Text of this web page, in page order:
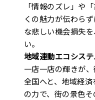
「情報のズレ」や
くの魅力が伝わら
な悲しい機会損失
い。
地域連動エコシス
一店一店の輝きが
全国へと、地域経
の力で、街の景色